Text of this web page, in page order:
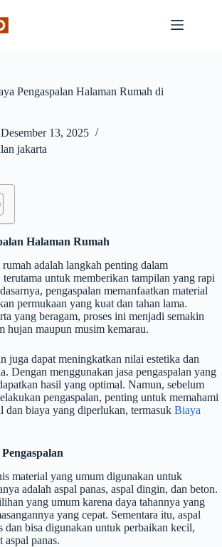
Pengaspalan Halaman Rumah di
Desember 13, 2025
jakarta
Halaman Rumah
rumah adalah langkah penting dalam
terutama untuk memberikan tampilan yang rapi
pengaspalan memanfaatkan material
permukaan yang kuat dan tahan lama.
yang beragam, proses ini menjadi semakin
hujan maupun musim kemarau.
juga dapat meningkatkan nilai estetika dan
Dengan menggunakan jasa pengaspalan yang
hasil yang optimal. Namun, sebelum
pengaspalan, penting untuk memahami
dan biaya yang diperlukan, termasuk Biaya
material yang umum digunakan untuk
adalah aspal panas, aspal dingin, dan beton.
yang umum karena daya tahannya yang
yang cepat. Sementara itu, aspal
bisa digunakan untuk perbaikan kecil,
aspal panas.